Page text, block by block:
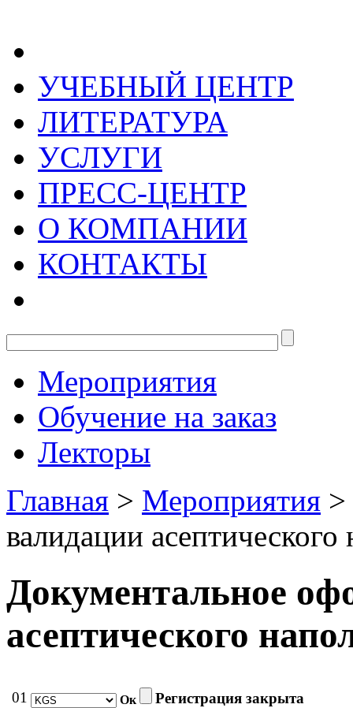
УЧЕБНЫЙ ЦЕНТР
ЛИТЕРАТУРА
УСЛУГИ
ПРЕСС-ЦЕНТР
О КОМПАНИИ
КОНТАКТЫ
Мероприятия
Обучение на заказ
Лекторы
Главная > Мероприятия
валидации
Документальное
асептического
01 Ок Регистрация закрыта